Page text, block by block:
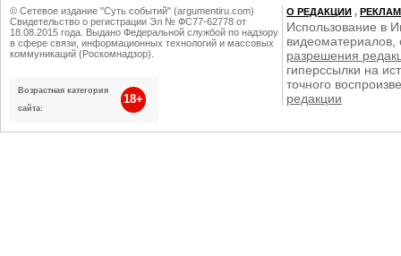
© Сетевое издание "Суть событий" (argumentiru.com)
Свидетельство о регистрации Эл № ФС77-62778 от
18.08.2015 года. Выдано Федеральной службой по надзору
в сфере связи, информационных технологий и массовых
коммуникаций (Роскомнадзор).
Возрастная категория
сайта:
18+
О РЕДАКЦИИ ,
Использование в
видеоматериалов,
разрешения
гиперссылки на
точного
редакции